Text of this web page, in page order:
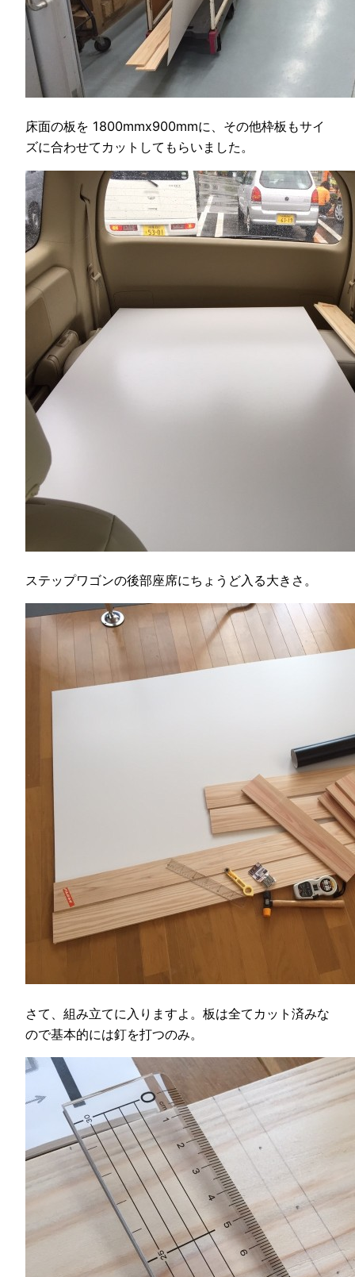
床面の板を 1800mmx900mmに、その他枠板もサイ
ズに合わせてカットしてもらいました。
ステップワゴンの後部座席にちょうど入る大きさ。
さて、組み立てに入りますよ。板は全てカット済みな
ので基本的には釘を打つのみ。